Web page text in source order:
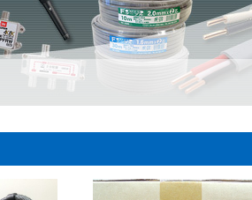
電式クリーナ CL107FDSHWの買取｜東京
【乾湿両用掃除機】ミナトワ